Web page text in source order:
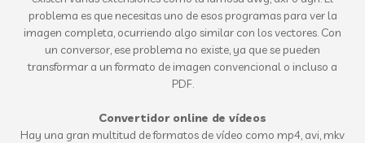
problema es que necesitas uno de esos programas para ver la
imagen completa, ocurriendo algo similar con los vectores. Con
un conversor, ese problema no existe, ya que se pueden
transformar a un formato de imagen convencional o incluso a
PDF.
Convertidor online de vídeos
Hay una gran multitud de formatos de vídeo como mp4, avi, mkv